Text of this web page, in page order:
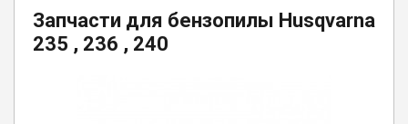
Запчасти для бензопилы Husqvarna
235 , 236 , 240